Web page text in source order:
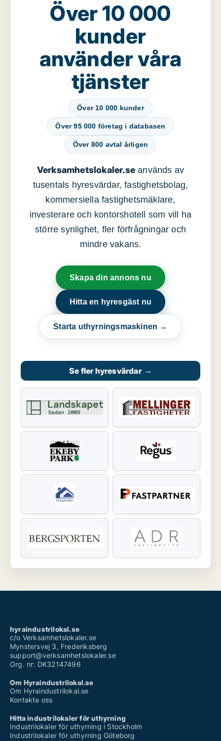
Över 10 000
kunder
använder våra
tjänster
Över 10 000 kunder
Över 95 000 företag i databasen
Över 800 avtal årligen
Verksamhetslokaler.se används av
tusentals hyresvärdar, fastighetsbolag,
kommersiella fastighetsmäklare,
investerare och kontorshotell som vill ha
större synlighet, fler förfrågningar och
mindre vakans.
Skapa din annons nu
Hitta en hyresgäst nu
Starta uthyrningsmaskinen →
Se fler hyresvärdar →
hyraindustrilokal.se
c/o Verksamhetslokaler.se
Mynstersvej 3, Frederiksberg
support@verksamhetslokaler.se
Org. nr: DK32147496
Om Hyraindustrilokal.se
Om Hyraindustrilokal.se
Kontakta oss
Hitta industrilokaler för uthyrning
Industrilokaler för uthyrning i Stockholm
Industrilokaler för uthyrning Göteborg